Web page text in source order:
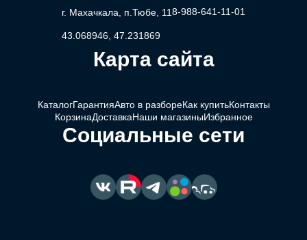
г. Махачкала, п.Тюбе, 11
43.068946, 47.231869
8-988-641-11-01
Карта сайта
КаталогГарантияАвто в разбореКак купитьКонтакты
КорзинаДоставкаНаши магазиныИзбранное
Социальные сети